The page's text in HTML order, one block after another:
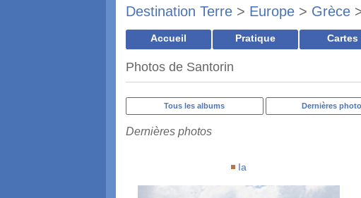
Destination Terre > Europe > Grèce
Accueil Pratique Cartes
Photos de Santorin
Tous les albums Dernières
Dernières photos
Ia